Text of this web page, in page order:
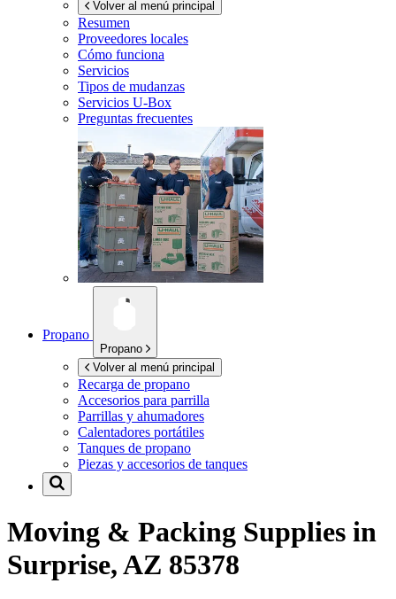
Volver al menú principal
Resumen
Proveedores locales
Cómo funciona
Servicios
Tipos de mudanzas
Servicios U-Box
Preguntas frecuentes
Propano
Propano
Volver al menú principal
Recarga de propano
Accesorios para parrilla
Parrillas y ahumadores
Calentadores portátiles
Tanques de propano
Piezas y accesorios de tanques
Moving & Packing Supplies in
Surprise, AZ 85378